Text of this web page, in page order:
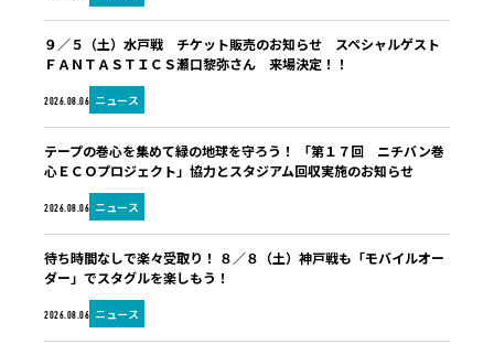
2026.08.06 ニュース
９／５（土）水戸戦 チケット販売のお知らせ スペシャルゲスト
ＦＡＮＴＡＳＴＩＣＳ瀬口黎弥さん 来場決定！！
2026.08.06 ニュース
テープの巻心を集めて緑の地球を守ろう！ 「第１７回 ニチバン巻
心ＥＣＯプロジェクト」協力とスタジアム回収実施のお知らせ
2026.08.06 ニュース
待ち時間なしで楽々受取り！ ８／８（土）神戸戦も「モバイルオー
ダー」でスタグルを楽しもう！